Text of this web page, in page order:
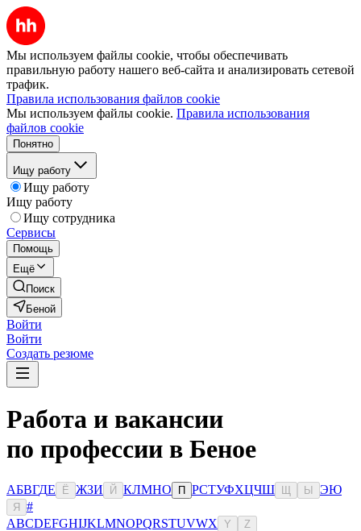
Мы используем файлы cookie, чтобы обеспечивать
правильную работу нашего веб-сайта и анализировать сетевой
трафик.
Правила использования файлов cookie
Мы используем файлы cookie. Правила использования
файлов cookie
Понятно
Ищу работу
Ищу работу
Ищу работу
Ищу сотрудника
Сервисы
Помощь
Ещё
Поиск
Беной
Войти
Войти
Создать резюме
Работа и вакансии
по профессии в Беное
АБВГДЕ Ё ЖЗИ Й КЛМНО П РСТУФХЦЧШ Ы ЭЮ
Я
#
ABCDEFGHIJKLMNOPQRSTUVWX Y Z